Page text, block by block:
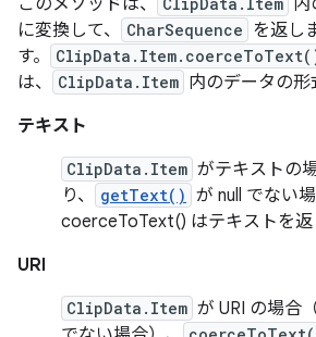
このメソッドは、
内
に変換して、
CharSequence を返し
す。
は、
ClipData.Item 内のデータの形
テキスト
ClipData.Item がテキストの
り、
getText() が null でない場
coerceToText() はテキストを返
URI
ClipData.Item が URI の場合